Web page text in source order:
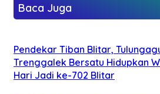
Baca Juga
Pendekar Tiban Blitar,
Trenggalek Bersatu Hidupkan
Hari Jadi ke-702 Blitar